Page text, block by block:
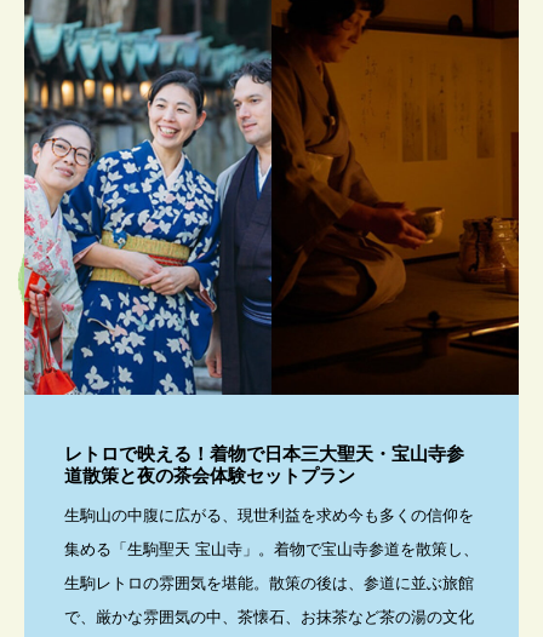
レトロで映える！着物で日本三大聖天・宝山寺参
道散策と夜の茶会体験セットプラン
生駒山の中腹に広がる、現世利益を求め今も多くの信仰を
集める「生駒聖天 宝山寺」。着物で宝山寺参道を散策し、
生駒レトロの雰囲気を堪能。散策の後は、参道に並ぶ旅館
で、厳かな雰囲気の中、茶懐石、お抹茶など茶の湯の文化